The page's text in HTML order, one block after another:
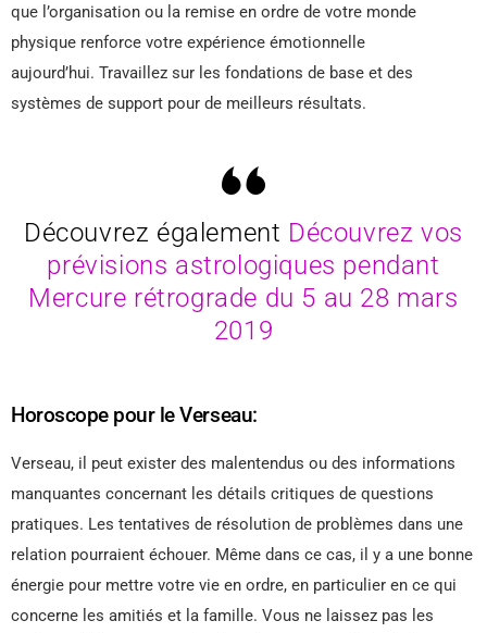
que l’organisation ou la remise en ordre de votre monde
physique renforce votre expérience émotionnelle
aujourd’hui. Travaillez sur les fondations de base et des
systèmes de support pour de meilleurs résultats.
Découvrez également Découvrez vos
prévisions astrologiques pendant
Mercure rétrograde du 5 au 28 mars
2019
Horoscope pour le Verseau:
Verseau, il peut exister des malentendus ou des informations
manquantes concernant les détails critiques de questions
pratiques. Les tentatives de résolution de problèmes dans une
relation pourraient échouer. Même dans ce cas, il y a une bonne
énergie pour mettre votre vie en ordre, en particulier en ce qui
concerne les amitiés et la famille. Vous ne laissez pas les